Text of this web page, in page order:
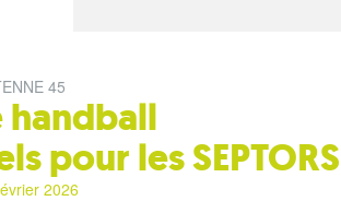
45
handball
pour les SEPTORS
2026